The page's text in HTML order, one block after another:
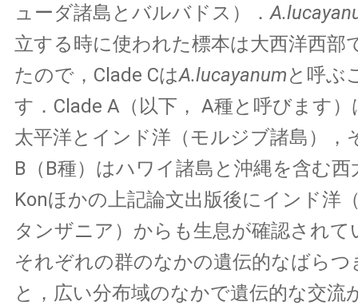
ューダ諸島とバルバドス）．
立する時に使われた標本は大西洋西部
たので，Clade CはA.lucayanumと呼ぶ
す．Clade A（以下， A種と呼びます
太平洋とインド洋（モルジブ諸島），
B（B種）はハワイ諸島と沖縄を含む
Konほかの上記論文出版後にインド洋
タンザニア）からも生息が確認され
それぞれの群のなかの遺伝的なばら
と，広い分布域のなかで遺伝的な交流